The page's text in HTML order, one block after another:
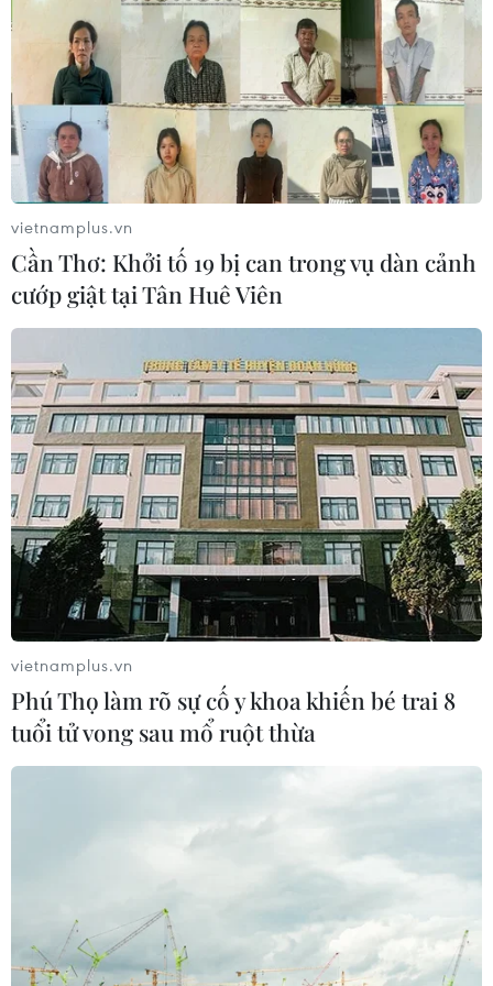
08/08/2026 04:16
Bảo đảm quốc phòng, an ninh quốc
gia song không cản trở hoạt động
dân sự
08/08/2026 04:14
CHUYỆN TUẦN QUA: Cảnh
báo nạn "giang hồ mạng” kéo những
08/08/2026 04:00
Sơn La công bố tình huống khẩn cấp
về thiên tai với hai xã Muổi Nọi, Nậm
Lầu
08/08/2026 03:53
Xem thêm
CƠ QUAN CHỦ QUẢN: THÔNG TẤN XÃ VIỆT NAM
Tổng Biên tập: TRẦN TIẾN DUẨN
Phó Tổng Biên tập: NGUYỄN THỊ TÁM, KHÚC THANH
Sở hữu trí tuệ
Quy định sử dụng
vietnamplus.vn
Cần Thơ: Khởi tố 19 bị can trong vụ dàn cảnh
cướp giật tại Tân Huê Viên
vietnamplus.vn
Phú Thọ làm rõ sự cố y khoa khiến bé trai 8
tuổi tử vong sau mổ ruột thừa